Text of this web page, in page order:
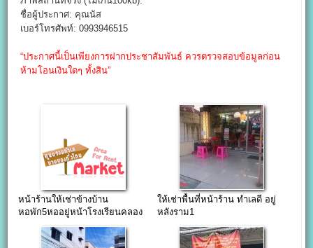
ชื่อผู้ประกาศ: คุณนัส
เบอร์โทรศัพท์: 0993946515
“ประกาศนี้เป็นเพียงการฝากประชาสัมพันธ์ ควรตรวจสอบข้อมูลก่อน
ห้ามโอนเงินใดๆ ทั้งสิน”
หน้าร้านให้เช่าข้างบ้าน
หอพัก5หออยู่หน้าโรงเรียนคลอง
กะจะในซอยเอแบค
ให้เช่าพื้นที่หน้าร้าน ทำเลดี อยู่
หลังราม1